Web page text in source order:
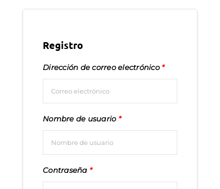
Registro
Dirección de correo electrónico *
Nombre de usuario *
Contraseña *